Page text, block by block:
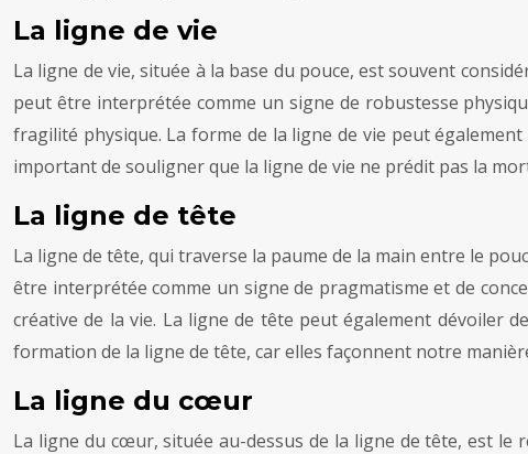
La ligne de vie
La ligne de vie, située à la base du pouce, est souvent
peut être interprétée comme un signe de robustesse
fragilité physique. La forme de la ligne de vie peut
important de souligner que la ligne de vie ne prédit pas la
La ligne de tête
La ligne de tête, qui traverse la paume de la main entre le
être interprétée comme un signe de pragmatisme et de
créative de la vie. La ligne de tête peut également dévoiler
formation de la ligne de tête, car elles façonnent notre
La ligne du cœur
La ligne du cœur, située au-dessus de la ligne de tête, est